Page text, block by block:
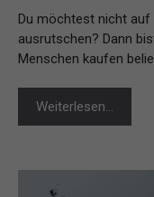
Du möchtest nicht auf
ausrutschen? Dann
Menschen kaufen
Weiterlesen…